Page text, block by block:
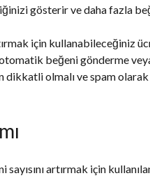
gösterir ve daha fazla
için kullanabileceğiniz
otomatik beğeni gönderme
dikkatli olmalı ve spam
sayısını artırmak için